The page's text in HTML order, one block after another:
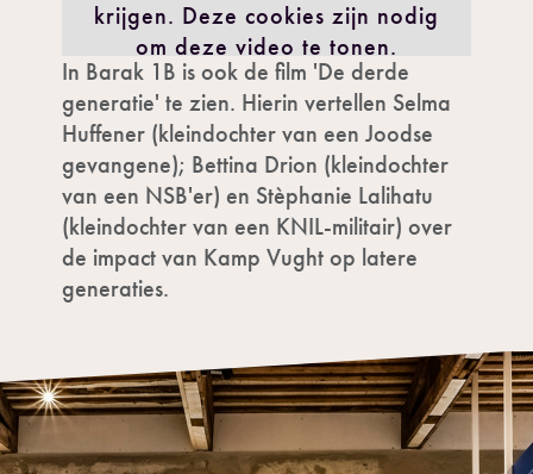
krijgen. Deze cookies zijn nodig
om deze video te tonen.
IK GA AKKOORD
In Barak 1B is ook de film 'De derde
generatie' te zien. Hierin vertellen Selma
Huffener (kleindochter van een Joodse
gevangene); Bettina Drion (kleindochter
van een NSB'er) en Stèphanie Lalihatu
(kleindochter van een KNIL-militair) over
de impact van Kamp Vught op latere
generaties.